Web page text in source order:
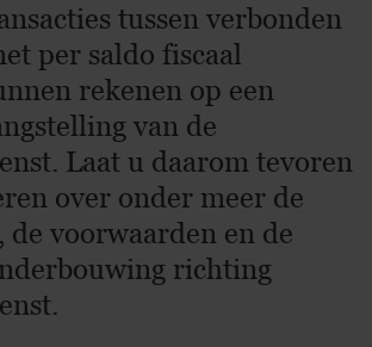
tussen verbonden
per saldo fiscaal
rekenen op een
van de
Laat u daarom tevoren
over onder meer de
de voorwaarden en de
richting